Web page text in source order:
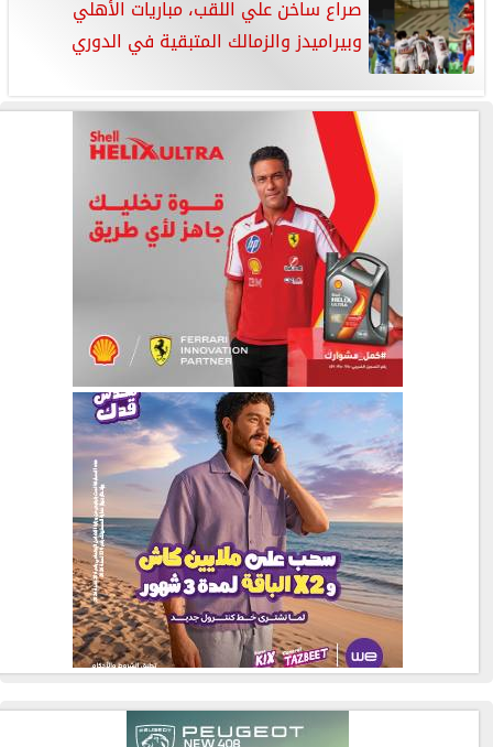
صراع ساخن علي اللقب، مباريات الأهلي
وبيراميدز والزمالك المتبقية في الدوري